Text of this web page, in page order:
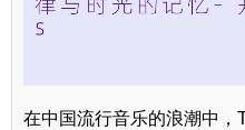
在中国流行音乐的浪潮中